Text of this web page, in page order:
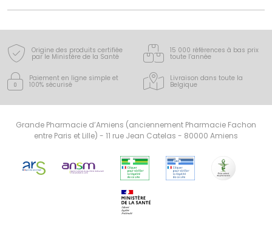
Origine des produits certifiée
par le Ministère de la Santé
15 000 références à bas prix
toute l’année
Paiement en ligne simple et
100% sécurisé
Livraison dans toute la
Belgique
Grande Pharmacie d’Amiens (anciennement Pharmacie Fachon
entre Paris et Lille) - 11 rue Jean Catelas - 80000 Amiens